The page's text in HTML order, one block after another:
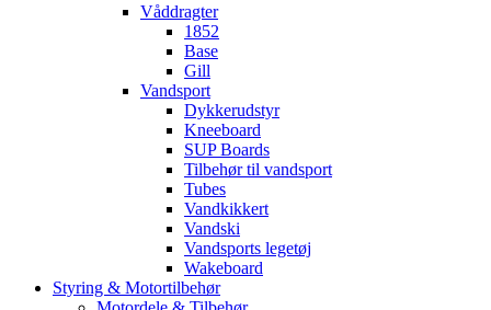
Våddragter
1852
Base
Gill
Vandsport
Dykkerudstyr
Kneeboard
SUP Boards
Tilbehør til vandsport
Tubes
Vandkikkert
Vandski
Vandsports legetøj
Wakeboard
Styring & Motortilbehør